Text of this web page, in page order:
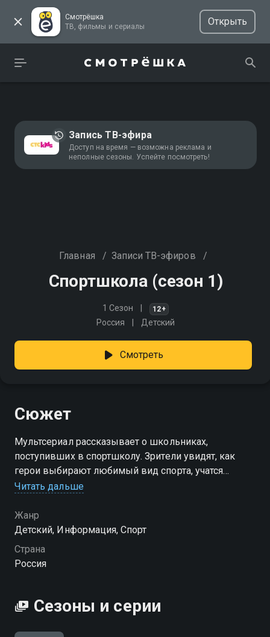
Смотрёшка
ТВ, фильмы и сериалы
Открыть
Запись ТВ-эфира
Доступ на время — возможна реклама и
неполные сезоны. Успейте посмотреть!
Главная / Записи ТВ-эфиров /
Спортшкола (сезон 1)
1 Сезон 12+
Россия Детский
Смотреть
Сюжет
Мультсериал рассказывает о школьниках,
поступивших в спортшколу. Зрители увидят, как
герои выбирают любимый вид спорта, учатся
работать в команде, преодолевают страхи и находят
мастеров спорта
Посмотреть онлайн 1 сезон сериала Спортшкола вы
можете совершенно бесплатно в хорошем HD
Читать дальше
Жанр
Детский, Информация, Спорт
Страна
Россия
Сезоны и серии